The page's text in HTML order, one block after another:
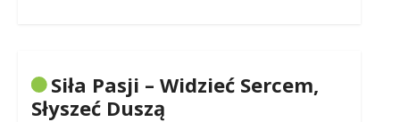
Siła Pasji – Widzieć Sercem,
Słyszeć Duszą